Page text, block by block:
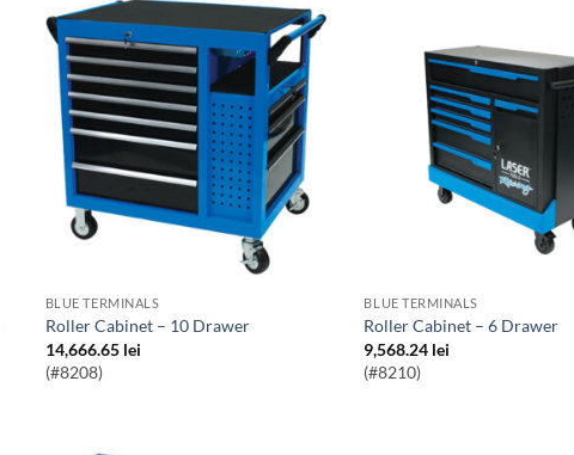
BLUE TERMINALS
Roller Cabinet – 10 Drawer
14,666.65 lei
(#8208)
BLUE TERMINALS
Roller Cabinet – 6 Drawer
9,568.24 lei
(#8210)